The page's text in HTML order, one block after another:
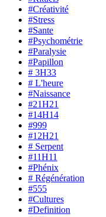
#Créativité
#Stress
#Sante
#Psychométrie
#Paralysie
#Papillon
# 3H33
# L'heure
#Naissance
#21H21
#14H14
#999
#12H21
# Serpent
#11H11
#Phénix
# Régénération
#555
#Cultures
#Definition